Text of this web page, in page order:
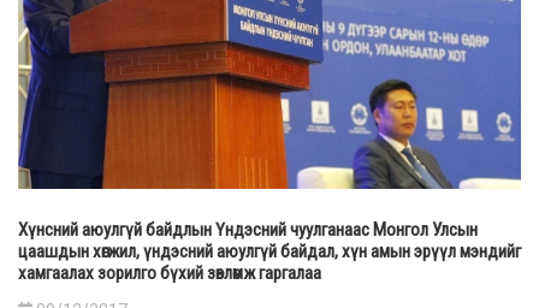
Хүнсний аюулгүй байдлын Үндэсний чуулганаас Монгол Улсын
цаашдын хөгжил, үндэсний аюулгүй байдал, хүн амын эрүүл мэндийг
хамгаалах зорилго бүхий зөвлөмж гаргалаа